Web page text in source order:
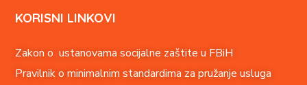
KORISNI LINKOVI
Zakon o ustanovama socijalne zaštite u FBiH
Pravilnik o minimalnim standardima za pružanje usluga